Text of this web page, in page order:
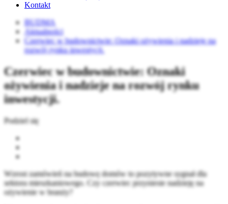
Kontakt
BUDMA
Aktualności
Czerwiec w budownictwie: Oznaki ożywienia i nadzieje na
rozwój rynku inwestycji.
Czerwiec w budownictwie: Oznaki
ożywienia i nadzieje na rozwój rynku
inwestycji.
Podziel się
Wzrost zamówień na budowę domów to pozytywne sygnał dla
sektora mieszkaniowego. Czy czerwiec przyniesie nadzieję na
ożywienie w branży?